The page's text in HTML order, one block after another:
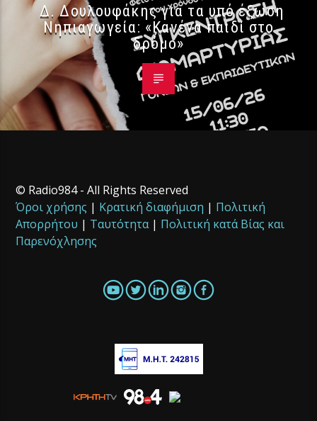
Δ. Δουλουφάκης για τα υπό έξωση
Νηπιαγωγεία: «Κανένα παιδί στο
δρόμο»
© Radio984 - All Rights Reserved
Όροι χρήσης | Κρατική διαφήμιση | Πολιτική
Απορρήτου | Ταυτότητα| Πολιτική κατά Βίας και
Παρενόχλησης